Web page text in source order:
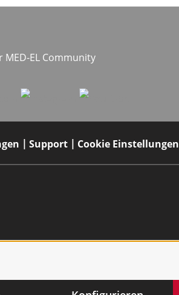
MED-EL Community
Support Cookie Einstellungen